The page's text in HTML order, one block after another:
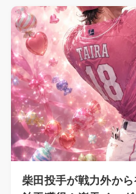
柴田投手が戦力外か